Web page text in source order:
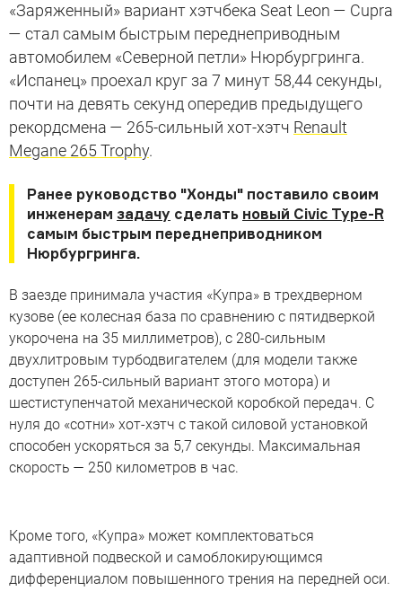
«Заряженный» вариант хэтчбека Seat Leon — Cupra
— стал самым быстрым переднеприводным
автомобилем «Северной петли» Нюрбургринга.
«Испанец» проехал круг за 7 минут 58,44 секунды,
почти на девять секунд опередив предыдущего
рекордсмена — 265-сильный хот-хэтч Renault
Megane 265 Trophy.
Ранее руководство "Хонды" поставило своим
инженерам задачу сделать новый Civic Type-R
самым быстрым переднеприводником
Нюрбургринга.
В заезде принимала участия «Купра» в трехдверном
кузове (ее колесная база по сравнению с пятидверкой
укорочена на 35 миллиметров), с 280-сильным
двухлитровым турбодвигателем (для модели также
доступен 265-сильный вариант этого мотора) и
шестиступенчатой механической коробкой передач. С
нуля до «сотни» хот-хэтч с такой силовой установкой
способен ускоряться за 5,7 секунды. Максимальная
скорость — 250 километров в час.
Кроме того, «Купра» может комплектоваться
адаптивной подвеской и самоблокирующимся
дифференциалом повышенного трения на передней оси.